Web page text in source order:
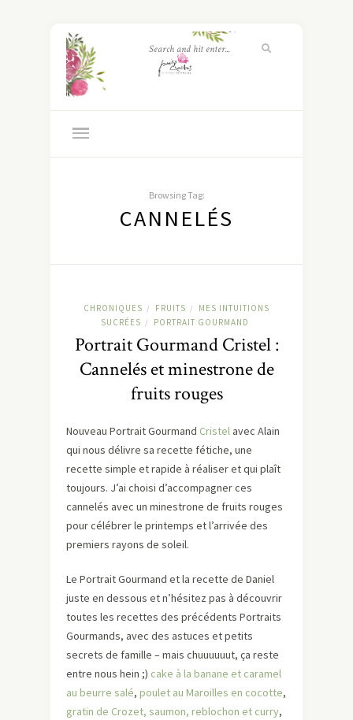
Browsing Tag:
CANNELÉS
CHRONIQUES / FRUITS /
MES INTUITIONS
SUCRÉES / PORTRAIT GOURMAND
Portrait Gourmand Cristel :
Cannelés et minestrone de
fruits rouges
Nouveau Portrait Gourmand Cristel avec Alain
qui nous délivre sa recette fétiche, une
recette simple et rapide à réaliser et qui plaît
toujours. J’ai choisi d’accompagner ces
cannelés avec un minestrone de fruits rouges
pour célébrer le printemps et l’arrivée des
premiers rayons de soleil.
Le Portrait Gourmand et la recette de Daniel
juste en dessous et n’hésitez pas à découvrir
toutes les recettes des précédents Portraits
Gourmands, avec des astuces et petits
secrets de famille – mais chuuuuuut, ça reste
entre nous hein ;) cake à la banane et caramel
au beurre salé, poulet au Maroilles en cocotte,
gratin de Crozet, saumon, reblochon et curry,